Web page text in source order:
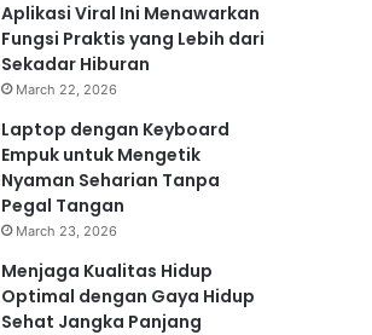
Aplikasi Viral Ini Menawarkan
Fungsi Praktis yang Lebih dari
Sekadar Hiburan
March 22, 2026
Laptop dengan Keyboard
Empuk untuk Mengetik
Nyaman Seharian Tanpa
Pegal Tangan
March 23, 2026
Menjaga Kualitas Hidup
Optimal dengan Gaya Hidup
Sehat Jangka Panjang